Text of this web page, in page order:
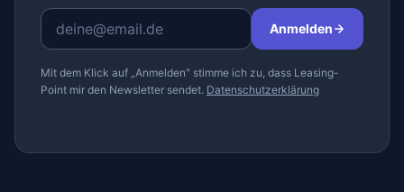
Anmelden
Mit dem Klick auf „Anmelden" stimme ich zu, dass Leasing-
Point mir den Newsletter sendet. Datenschutzerklärung